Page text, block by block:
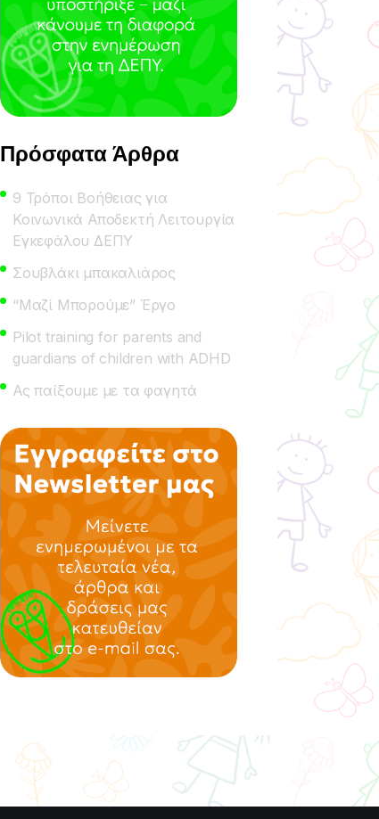
Πρόσφατα Άρθρα
9 Τρόποι Βοήθειας για
Κοινωνικά Αποδεκτή Λειτουργία
Εγκεφάλου ΔΕΠΥ
Σουβλάκι μπακαλιάρος
“Μαζί Μπορούμε” Έργο
Pilot training for parents and
guardians of children with ADHD
Ας παίξουμε με τα φαγητά